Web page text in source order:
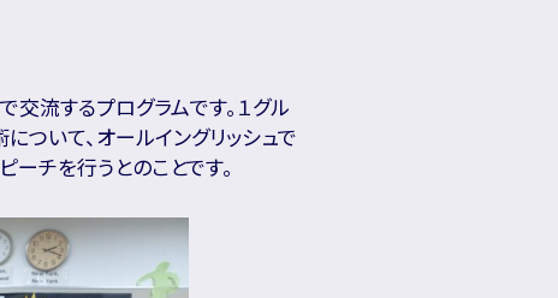
流するプログラムです。１グル
ついて、オールイングリッシュで
チを行うとのことです。